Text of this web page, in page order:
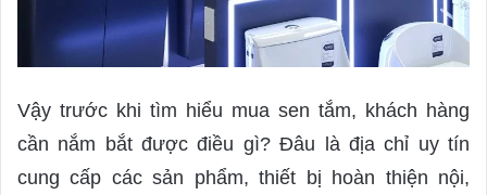
Vậy trước khi tìm hiểu mua sen tắm, khách hàng
cần nắm bắt được điều gì? Đâu là địa chỉ uy tín
cung cấp các sản phẩm, thiết bị hoàn thiện nội,